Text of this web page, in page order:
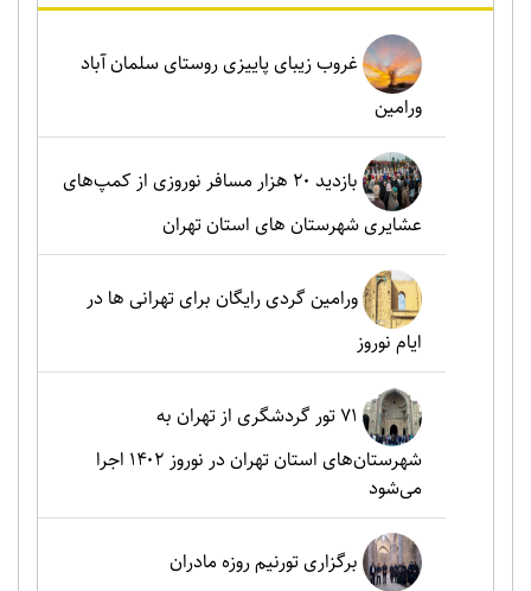
غروب زیبای پاییزی روستای سلمان آباد
ورامین
بازدید ۲۰ هزار مسافر نوروزی از کمپ‌های
عشایری شهرستان های استان تهران
ورامین گردی رایگان برای تهرانی ها در
ایام نوروز
۷۱ تور گردشگری از تهران به
شهرستان‌های استان تهران در نوروز ۱۴۰۲ اجرا
می‌شود
برگزاری تورنیم روزه مادران